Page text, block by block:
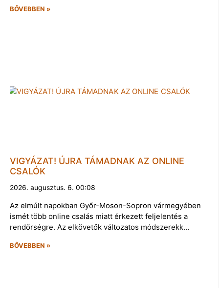
BŐVEBBEN »
VIGYÁZAT! ÚJRA TÁMADNAK AZ ONLINE
CSALÓK
2026. augusztus. 6. 00:08
Az elmúlt napokban Győr-Moson-Sopron vármegyében
ismét több online csalás miatt érkezett feljelentés a
rendőrségre. Az elkövetők változatos módszerekk…
BŐVEBBEN »